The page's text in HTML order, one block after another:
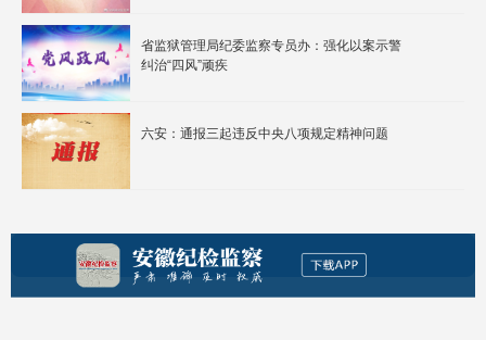
省监狱管理局纪委监察专员办：强化以案示警
纠治“四风”顽疾
六安：通报三起违反中央八项规定精神问题